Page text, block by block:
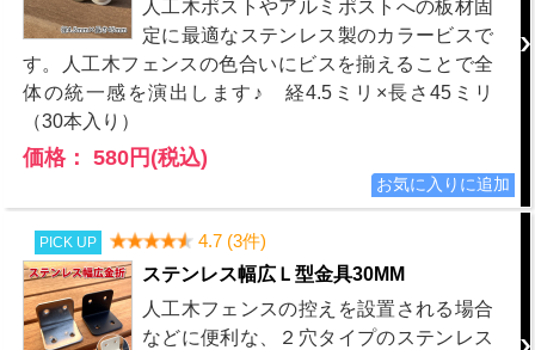
人工木ポストやアルミポストへの板材固
定に最適なステンレス製のカラービスで
す。人工木フェンスの色合いにビスを揃えることで全
体の統一感を演出します♪ 経4.5ミリ×長さ45ミリ
（30本入り）
価格： 580円(税込)
PICK UP
4.7 (3件)
ステンレス幅広Ｌ型金具30MM
人工木フェンスの控えを設置される場合
などに便利な、２穴タイプのステンレス